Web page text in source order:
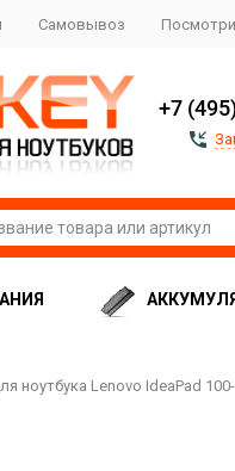
Самовывоз
+7
ноутбука Lenovo IdeaPad